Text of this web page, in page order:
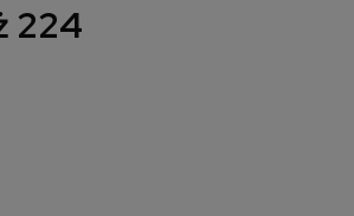
224